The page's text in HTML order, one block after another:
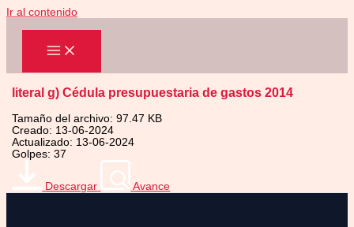
Ir al contenido
literal g) Cédula presupuestaria de gastos 2014
Tamaño del archivo: 97.47 KB
Creado: 13-06-2024
Actualizado: 13-06-2024
Golpes: 37
Descargar Avance